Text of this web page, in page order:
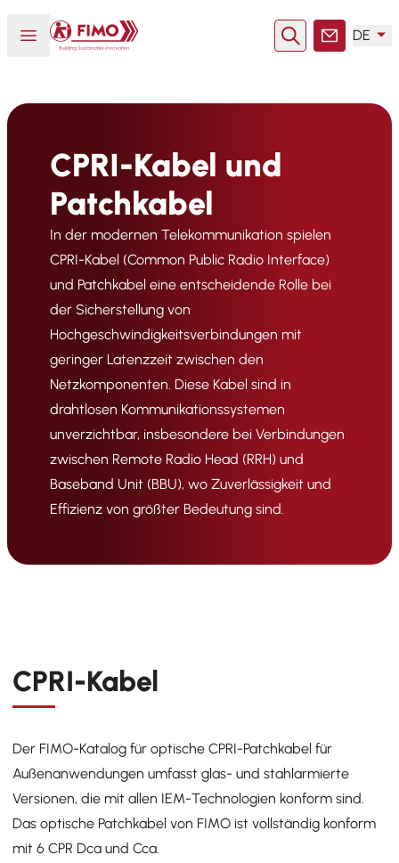
Menü öffnen oder schließen
Zurück zur Startseite
SucheKontakt
DE
CPRI-Kabel und
Patchkabel
In der modernen Telekommunikation spielen
CPRI-Kabel (Common Public Radio Interface)
und Patchkabel eine entscheidende Rolle bei
der Sicherstellung von
Hochgeschwindigkeitsverbindungen mit
geringer Latenzzeit zwischen den
Netzkomponenten. Diese Kabel sind in
drahtlosen Kommunikationssystemen
unverzichtbar, insbesondere bei Verbindungen
zwischen Remote Radio Head (RRH) und
Baseband Unit (BBU), wo Zuverlässigkeit und
Effizienz von größter Bedeutung sind.
CPRI-Kabel
Der FIMO-Katalog für optische CPRI-Patchkabel für
Außenanwendungen umfasst glas- und stahlarmierte
Versionen, die mit allen IEM-Technologien konform sind.
Das optische Patchkabel von FIMO ist vollständig konform
mit 6 CPR Dca und Cca.